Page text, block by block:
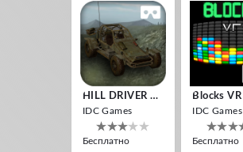
HILL DRIVER VR
IDC Games
Бесплатно
Blocks VR
IDC Games
Бесплатно